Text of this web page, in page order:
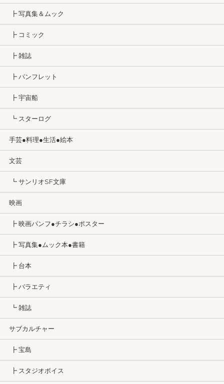
┣ 写真集＆ムック
┣ コミック
┣ 雑誌
┣ パンフレット
┣ 宇宙船
┗ スターログ
手芸●料理●生活●絵本
文芸
┗ サンリオSF文庫
映画
┣ 映画パンフ●チラシ●ポスター
┣ 写真集●ムック本●書籍
┣ 台本
┣ バラエティ
┗ 雑誌
サブカルチャー
┣ 宝島
┣ スタジオボイス